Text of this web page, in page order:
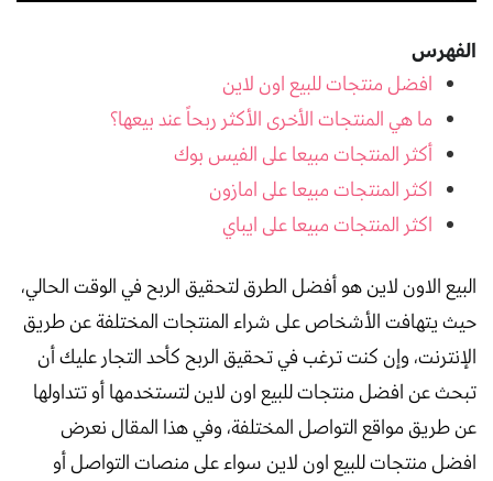
الفهرس
افضل منتجات للبيع اون لاين
ما هي المنتجات الأخرى الأكثر ربحاً عند بيعها؟
أكثر المنتجات مبيعا على الفيس بوك
اكثر المنتجات مبيعا على امازون
اكثر المنتجات مبيعا على ايباي
البيع الاون لاين هو أفضل الطرق لتحقيق الربح في الوقت الحالي،
حيث يتهافت الأشخاص على شراء المنتجات المختلفة عن طريق
الإنترنت، وإن كنت ترغب في تحقيق الربح كأحد التجار عليك أن
تبحث عن افضل منتجات للبيع اون لاين لتستخدمها أو تتداولها
عن طريق مواقع التواصل المختلفة، وفي هذا المقال نعرض
افضل منتجات للبيع اون لاين سواء على منصات التواصل أو